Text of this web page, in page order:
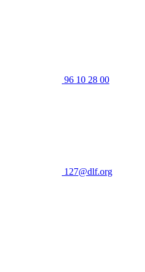
96 10 28 00
127@dlf.org